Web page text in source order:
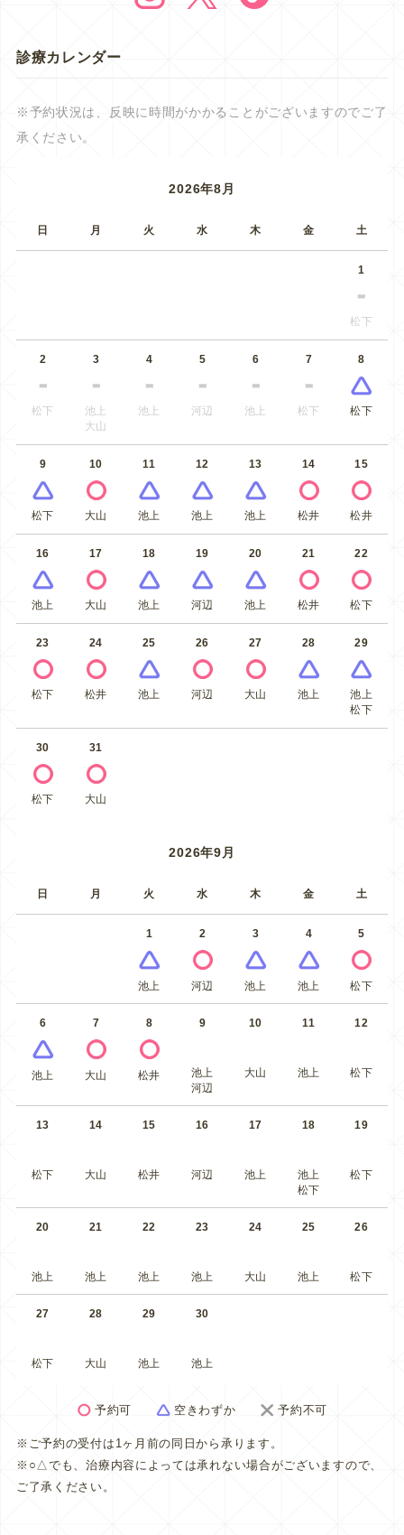
診療カレンダー
※予約状況は、反映に時間がかかることがございますのでご了
承ください。
2026年8月
日 月 火 水 木 金 土
1
松下
2
松下
3
池上
大山
4
池上
5
河辺
6
池上
7
松下
8
松下
9
松下
10
大山
11
池上
12
池上
13
池上
14
松井
15
松井
16
池上
17
大山
18
池上
19
河辺
20
池上
21
松井
22
松下
23
松下
24
松井
25
池上
26
河辺
27
大山
28
池上
29
池上
松下
30
松下
31
大山
2026年9月
日 月 火 水 木 金 土
1
池上
2
河辺
3
池上
4
池上
5
松下
6
池上
7
大山
8
松井
9
池上
河辺
10
大山
11
池上
12
松下
13
松下
14
大山
15
松井
16
河辺
17
池上
18
池上
松下
19
松下
20
池上
21
池上
22
池上
23
池上
24
大山
25
池上
26
松下
27
松下
28
大山
29
池上
30
池上
予約可 空きわずか 予約不可
※ご予約の受付は1ヶ月前の同日から承ります。
※○△でも、治療内容によっては承れない場合がございますので、
ご了承ください。